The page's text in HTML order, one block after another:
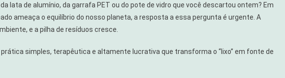
Renda:
5
Projetos
De
lata de alumínio, da garrafa PET ou do pote de vidro que você descartou ontem? Em
ameaça o equilíbrio do nosso planeta, a resposta a essa pergunta é urgente. A
e a pilha de resíduos cresce.
simples, terapêutica e altamente lucrativa que transforma o “lixo” em fonte de